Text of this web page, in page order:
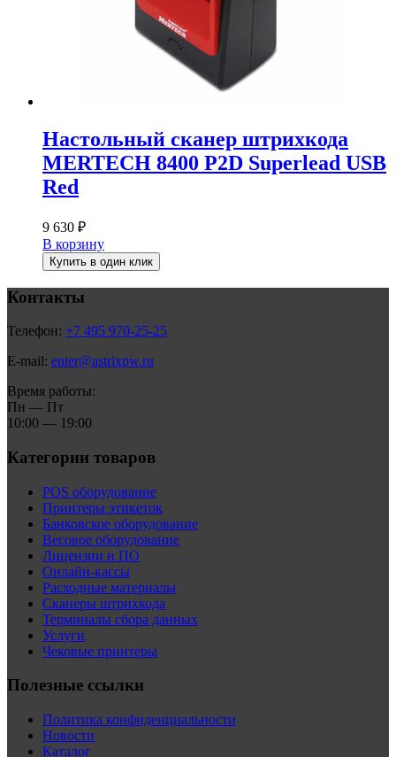
Настольный сканер штрихкода
MERTECH 8400 P2D Superlead USB
Red
9 630 ₽
В корзину
Купить в один клик
Контакты
Телефон: +7 495 970-25-25
E-mail: enter@astrixpw.ru
Время работы:
Пн — Пт
10:00 — 19:00
Категории товаров
POS оборудование
Принтеры этикеток
Банковское оборудование
Весовое оборудование
Лицензии и ПО
Онлайн-кассы
Расходные материалы
Сканеры штрихкода
Терминалы сбора данных
Услуги
Чековые принтеры
Полезные ссылки
Политика конфиденциальности
Новости
Каталог